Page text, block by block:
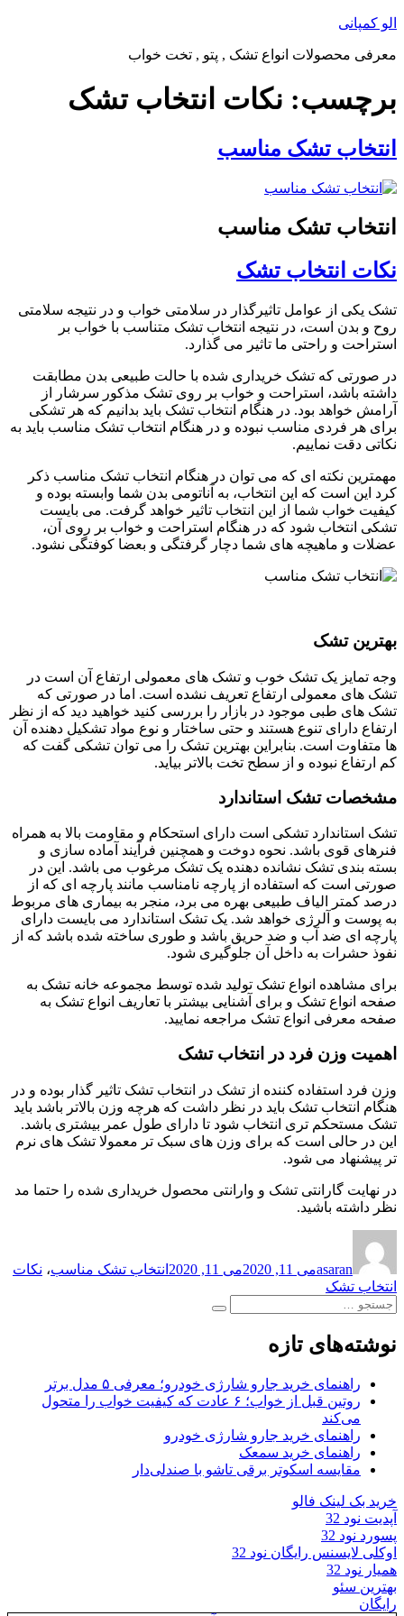
پرش
محتوا
الو کمپانی
معرفی محصولات انواع تشک , پتو , تخت خواب
برچسب: نکات انتخاب تشک
انتخاب تشک مناسب
انتخاب تشک مناسب
نکات انتخاب تشک
تشک یکی از عوامل تاثیرگذار در سلامتی خواب و در نتیجه سلامتی
روح و بدن است، در نتیجه انتخاب تشک متناسب با خواب بر
استراحت و راحتی ما تاثیر می گذارد.
در صورتی که تشک خریداری شده با حالت طبیعی بدن مطابقت
داشته باشد، استراحت و خواب بر روی تشک مذکور سرشار از
آرامش خواهد بود. در هنگام انتخاب تشک باید بدانیم که هر تشکی
برای هر فردی مناسب نبوده و در هنگام انتخاب تشک مناسب باید به
نکاتی دقت نماییم.
مهمترین نکته ای که می توان در هنگام انتخاب تشک مناسب ذکر
کرد این است که این انتخاب، به آناتومی بدن شما وابسته بوده و
کیفیت خواب شما از این انتخاب تاثیر خواهد گرفت. می بایست
تشکی انتخاب شود که در هنگام استراحت و خواب بر روی آن،
عضلات و ماهیچه های شما دچار گرفتگی و بعضا کوفتگی نشود.
بهترین تشک
وجه تمایز یک تشک خوب و تشک های معمولی ارتفاع آن است در
تشک های معمولی ارتفاع تعریف نشده است. اما در صورتی که
تشک های طبی موجود در بازار را بررسی کنید خواهید دید که از نظر
ارتفاع دارای تنوع هستند و حتی ساختار و نوع مواد تشکیل دهنده آن
ها متفاوت است. بنابراین بهترین تشک را می توان تشکی گفت که
کم ارتفاع نبوده و از سطح تخت بالاتر بیاید.
مشخصات تشک استاندارد
تشک استاندارد تشکی است دارای استحکام و مقاومت بالا به همراه
فنرهای قوی باشد. نحوه دوخت و همچنین فرآیند آماده سازی و
بسته بندی تشک نشانده دهنده یک تشک مرغوب می باشد. این در
صورتی است که استفاده از پارچه نامناسب مانند پارچه ای که از
درصد کمتر الیاف طبیعی بهره می برد، منجر به بیماری های مربوط
به پوست و آلرژی خواهد شد. یک تشک استاندارد می بایست دارای
پارچه ای ضد آب و ضد حریق باشد و طوری ساخته شده باشد که از
نفوذ حشرات به داخل آن جلوگیری شود.
برای مشاهده انواع تشک تولید شده توسط مجموعه خانه تشک به
صفحه انواع تشک و برای آشنایی بیشتر با تعاریف انواع تشک به
صفحه معرفی انواع تشک مراجعه نمایید.
اهمیت وزن فرد در انتخاب تشک
وزن فرد استفاده کننده از تشک در انتخاب تشک تاثیر گذار بوده و در
هنگام انتخاب تشک باید در نظر داشت که هرچه وزن بالاتر باشد باید
تشک مستحکم تری انتخاب شود تا دارای طول عمر بیشتری باشد.
این در حالی است که برای وزن های سبک تر معمولا تشک های نرم
تر پیشنهاد می شود.
در نهایت گارانتی تشک و وارانتی محصول خریداری شده را حتما مد
نظر داشته باشید.
asaranدر
می 11, 2020 می 11, 2020 انتخاب تشک مناسب، نکات
انتخاب تشک
جستجو
جستجو
نوشته‌های تازه
راهنمای خرید جارو شارژی خودرو؛ معرفی ۵ مدل برتر
روتین قبل از خواب؛ ۶ عادت که کیفیت خواب را متحول
می‌کند
راهنمای خرید جارو شارژی خودرو
راهنمای خرید سمعک
مقایسه اسکوتر برقی تاشو با صندلی‌دار
خرید بک لینک فالو
آپدیت نود 32
پسورد نود 32
اوکلی لایسنس رایگان نود 32
همیار نود 32
بهترین سئو
رایگان